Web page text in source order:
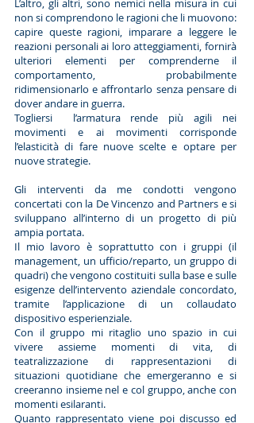
L’altro, gli altri, sono nemici nella misura in cui
non si comprendono le ragioni che li muovono:
capire queste ragioni, imparare a leggere le
reazioni personali ai loro atteggiamenti, fornirà
ulteriori elementi per comprenderne il
comportamento, probabilmente
ridimensionarlo e affrontarlo senza pensare di
dover andare in guerra.
Togliersi l’armatura rende più agili nei
movimenti e ai movimenti corrisponde
l’elasticità di fare nuove scelte e optare per
nuove strategie.
Gli interventi da me condotti vengono
concertati con la De Vincenzo and Partners e si
sviluppano all’interno di un progetto di più
ampia portata.
Il mio lavoro è soprattutto con i gruppi (il
management, un ufficio/reparto, un gruppo di
quadri) che vengono costituiti sulla base e sulle
esigenze dell’intervento aziendale concordato,
tramite l’applicazione di un collaudato
dispositivo esperienziale.
Con il gruppo mi ritaglio uno spazio in cui
vivere assieme momenti di vita, di
teatralizzazione di rappresentazioni di
situazioni quotidiane che emergeranno e si
creeranno insieme nel e col gruppo, anche con
momenti esilaranti.
Quanto rappresentato viene poi discusso ed